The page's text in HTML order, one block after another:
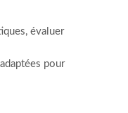
évaluer
pour